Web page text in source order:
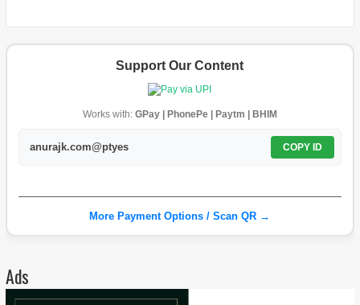
Support Our Content
Works with: GPay | PhonePe | Paytm | BHIM
anurajk.com@ptyes COPY ID
More Payment Options / Scan QR →
Ads